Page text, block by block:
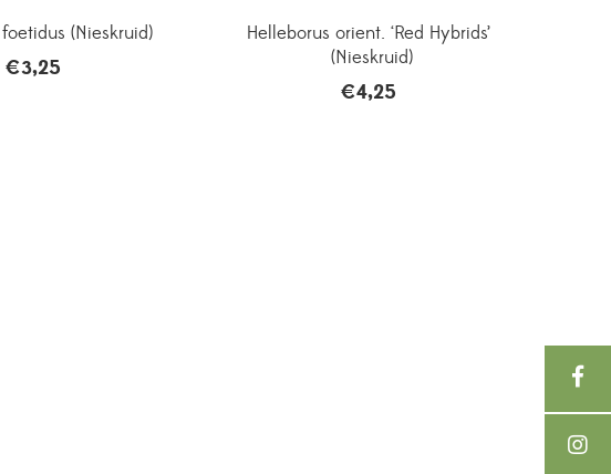
(Nieskruid)
€3,25
Helleborus orient. ‘Red Hybrids’
(Nieskruid)
€4,25